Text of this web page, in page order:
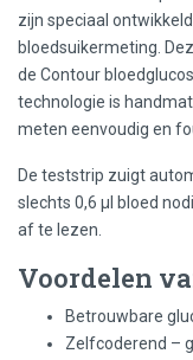
zijn speciaal
bloedsuikermeting.
de Contour
technologie is
meten eenvoudig en
De teststrip zuigt
slechts 0,6 µl bloed
af te lezen.
Voordelen
Betrouwbare
Zelfcoderend –